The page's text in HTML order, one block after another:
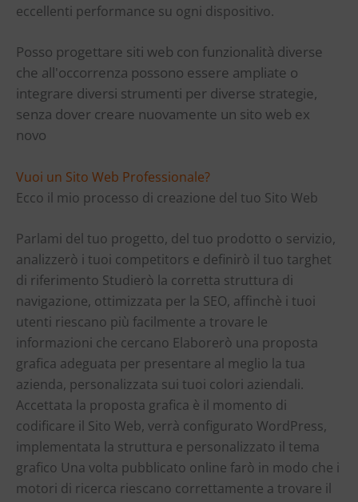
eccellenti performance su ogni dispositivo.
Posso progettare siti web con funzionalità diverse
che all'occorrenza possono essere ampliate o
integrare diversi strumenti per diverse strategie,
senza dover creare nuovamente un sito web ex
novo
Vuoi un Sito Web Professionale?
Ecco il mio processo di creazione del tuo Sito Web
Parlami del tuo progetto, del tuo prodotto o servizio,
analizzerò i tuoi competitors e definirò il tuo targhet
di riferimento Studierò la corretta struttura di
navigazione, ottimizzata per la SEO, affinchè i tuoi
utenti riescano più facilmente a trovare le
informazioni che cercano Elaborerò una proposta
grafica adeguata per presentare al meglio la tua
azienda, personalizzata sui tuoi colori aziendali.
Accettata la proposta grafica è il momento di
codificare il Sito Web, verrà configurato WordPress,
implementata la struttura e personalizzato il tema
grafico Una volta pubblicato online farò in modo che i
motori di ricerca riescano correttamente a trovare il